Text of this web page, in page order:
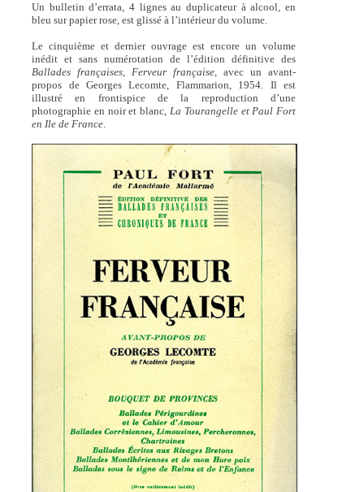
Un bulletin d’errata, 4 lignes au duplicateur à alcool, en
bleu sur papier rose, est glissé à l’intérieur du volume.
Le cinquième et dernier ouvrage est encore un volume
inédit et sans numérotation de l’édition définitive des
Ballades françaises, Ferveur française, avec un avant-
propos de Georges Lecomte, Flammarion, 1954. Il est
illustré en frontispice de la reproduction d’une
photographie en noir et blanc, La Tourangelle et Paul Fort
en Ile de France.